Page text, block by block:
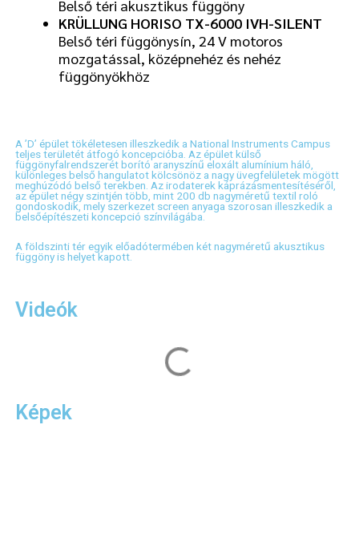
Belső téri akusztikus függöny
KRÜLLUNG HORISO TX-6000 IVH-SILENT
Belső téri függönysín, 24 V motoros
mozgatással, középnehéz és nehéz
függönyökhöz
A ’D’ épület tökéletesen illeszkedik a National Instruments Campus
teljes területét átfogó koncepcióba. Az épület külső
függönyfalrendszerét borító aranyszínű eloxált alumínium háló,
különleges belső hangulatot kölcsönöz a nagy üvegfelületek mögött
meghúzódó belső terekben. Az irodaterek káprázásmentesítéséről,
az épület négy szintjén több, mint 200 db nagyméretű textil roló
gondoskodik, mely szerkezet screen anyaga szorosan illeszkedik a
belsőépítészeti koncepció színvilágába.
A földszinti tér egyik előadótermében két nagyméretű akusztikus
függöny is helyet kapott.
Videók
Képek